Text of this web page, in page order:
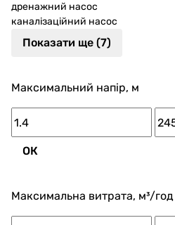
дренажний насос
каналізаційний насос
Показати ще (7)
Максимальний напір, м
ОК
Максимальна витрата, м³/год